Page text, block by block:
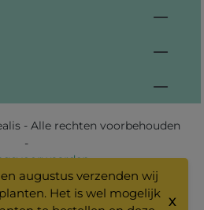
- Alle rechten voorbehouden
-
-
voorwaarden
augustus verzenden wij
Het is wel mogelijk
X